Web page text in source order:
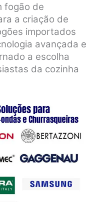
fogão de
a criação de
importados
avançada e
a escolha
da cozinha